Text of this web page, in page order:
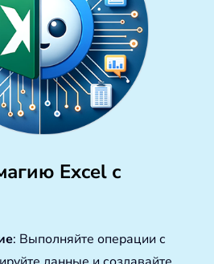
Excel с
: Выполняйте операции с